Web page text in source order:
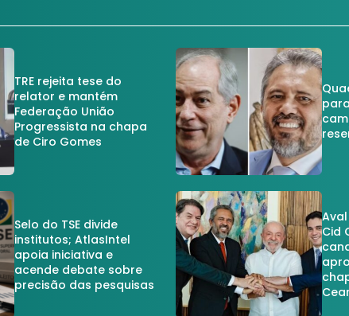
TRE rejeita tese do
relator e mantém
Federação União
Progressista na chapa
de Ciro Gomes
Selo do TSE divide
institutos; AtlasIntel
apoia iniciativa e
acende debate sobre
precisão das pesquisas
Cid